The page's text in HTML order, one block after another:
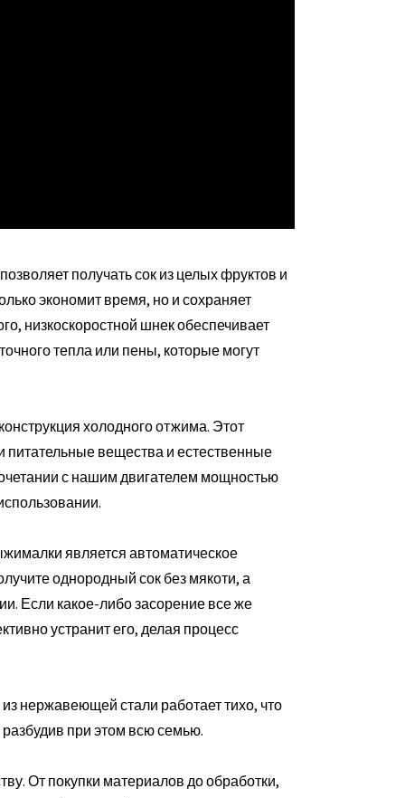
получать сок из целых фруктов и
экономит время, но и сохраняет
низкоскоростной шнек обеспечивает
тепла или пены, которые могут
холодного отжима. Этот
питательные вещества и естественные
с нашим двигателем мощностью
является автоматическое
однородный сок без мякоти, а
Если какое-либо засорение все же
устранит его, делая процесс
нержавеющей стали работает тихо, что
при этом всю семью.
От покупки материалов до обработки,